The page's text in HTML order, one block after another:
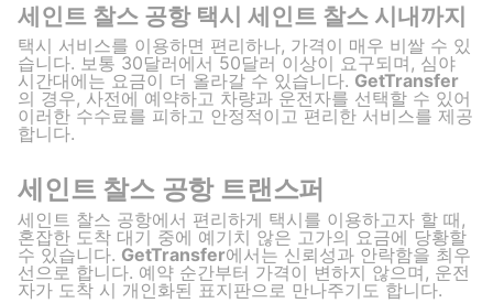
세인트 찰스 공항 택시 세인트 찰스 시내까지
택시 서비스를 이용하면 편리하나, 가격이 매우 비쌀 수 있
습니다. 보통 30달러에서 50달러 이상이 요구되며, 심야
시간대에는 요금이 더 올라갈 수 있습니다. GetTransfer
의 경우, 사전에 예약하고 차량과 운전자를 선택할 수 있어
이러한 수수료를 피하고 안정적이고 편리한 서비스를 제공
합니다.
세인트 찰스 공항 트랜스퍼
세인트 찰스 공항에서 편리하게 택시를 이용하고자 할 때,
혼잡한 도착 대기 중에 예기치 않은 고가의 요금에 당황할
수 있습니다. GetTransfer에서는 신뢰성과 안락함을 최우
선으로 합니다. 예약 순간부터 가격이 변하지 않으며, 운전
자가 도착 시 개인화된 표지판으로 만나주기도 합니다.